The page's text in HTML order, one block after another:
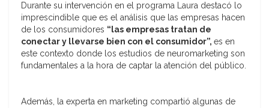
Durante su intervención en el programa Laura destacó lo
imprescindible que es el análisis que las empresas hacen
de los consumidores “las empresas tratan de
conectar y llevarse bien con el consumidor”, es en
este contexto donde los estudios de neuromarketing son
fundamentales a la hora de captar la atención del público.
Además, la experta en marketing compartió algunas de